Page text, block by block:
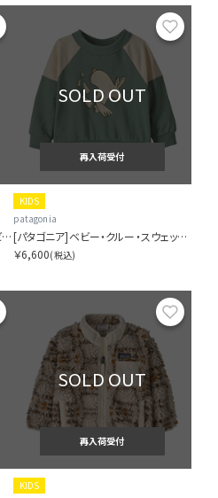
お気に入り
[パタゴニア]ベビー・リバーシブル・ビーニー
SOLD OUT
再入荷受付
KIDS
patagonia
[パタゴニア]ベビー・クルー・スウェットシャツ
￥6,600(税込)
お気に入り
SOLD OUT
再入荷受付
KIDS